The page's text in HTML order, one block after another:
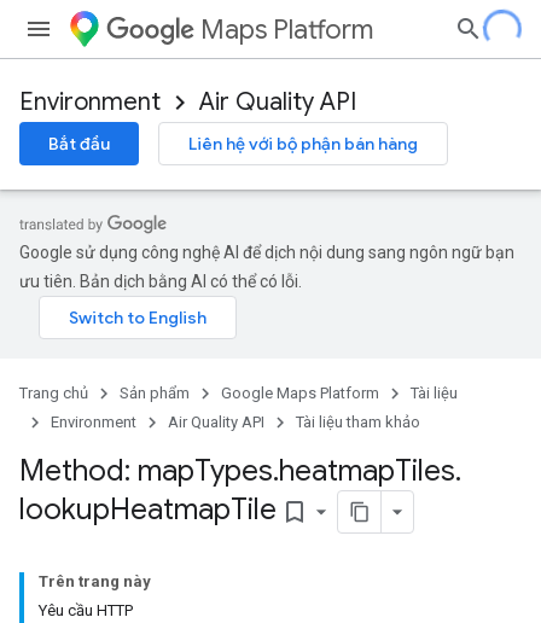
Maps Platform
Environment Air Quality API
Bắt đầu Liên hệ với bộ phận bán hàng
Google sử dụng công nghệ AI để dịch nội dung sang ngôn ngữ bạn
ưu tiên. Bản dịch bằng AI có thể có lỗi.
Trang chủ Sản phẩm Google Maps Platform
Tài liệu
Environment
Air Quality API Tài liệu tham khảo
Method: mapTypes.heatmapTiles.
lookupHeatmapTile bookmark_border
Trên trang này
Yêu cầu HTTP